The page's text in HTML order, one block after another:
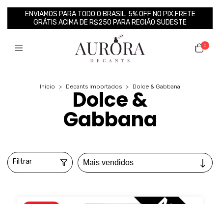
ENVIAMOS PARA TODO O BRASIL. 5% OFF NO PIX.FRETE
GRÁTIS ACIMA DE R$250 PARA REGIÃO SUDESTE
0
Início > Decants Importados > Dolce & Gabbana
Dolce &
Gabbana
Filtrar